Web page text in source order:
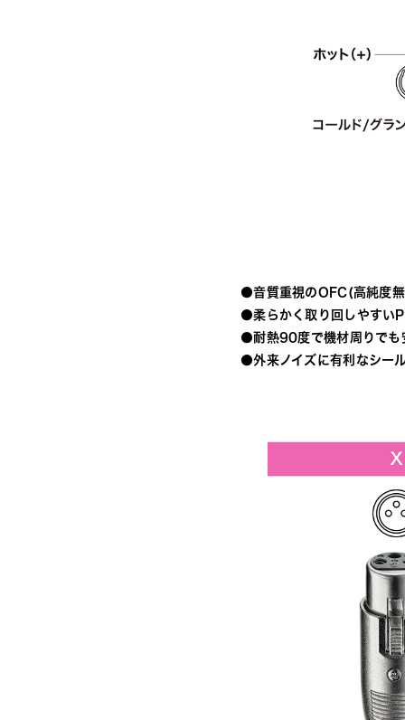
●音質重視のOFC(高純度
●柔らかく取り回しやすい
●耐熱90度で機材周りでも
●外来ノイズに有利なシー